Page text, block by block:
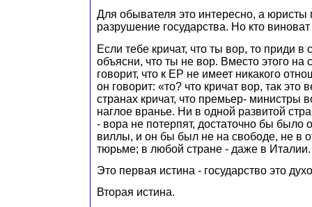
Для обывателя это интересно, а юристы
разрушение государства. Но кто
Если тебе кричат, что ты вор, то приди в
объясни, что ты не вор. Вместо этого
говорит, что к ЕР не имеет никакого
он говорит: «то? что кричат вор, так это
странах кричат, что премьер- министры
наглое вранье. Ни в одной развитой
- вора не потерпят, достаточно бы было
виллы, и он бы был не на свободе, не в
тюрьме; в любой стране - даже в Италии.
Это первая истина - государство это
Вторая истина.